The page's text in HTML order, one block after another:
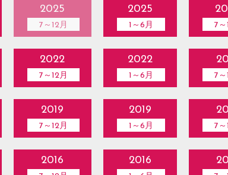
2025
7～12月
2025
1～6月 7～
2022
7～12月
2022
1～6月 7～
2019
7～12月
2019
1～6月 7～
2016 2016